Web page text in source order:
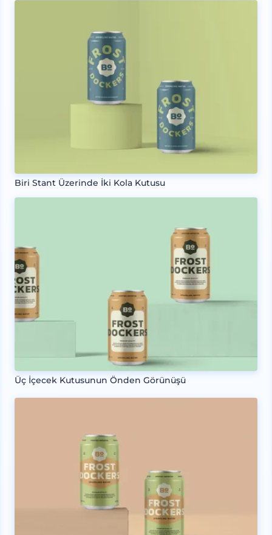
Biri Stant Üzerinde İki Kola Kutusu
Üç İçecek Kutusunun Önden Görünüşü